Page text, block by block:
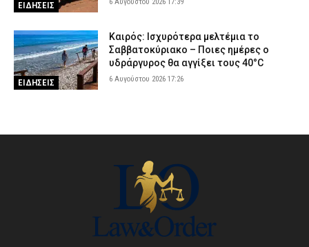
ΕΙΔΗΣΕΙΣ 6 Αυγούστου 2026 17:39
ΕΙΔΗΣΕΙΣ
Καιρός: Ισχυρότερα μελτέμια το
Σαββατοκύριακο – Ποιες ημέρες ο
υδράργυρος θα αγγίξει τους 40°C
6 Αυγούστου 2026 17:26